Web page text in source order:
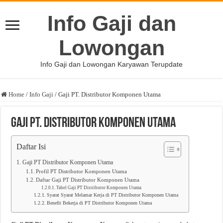
Info Gaji dan
Lowongan
Info Gaji dan Lowongan Karyawan Terupdate
Home / Info Gaji / Gaji PT. Distributor Komponen Utama
Gaji PT. Distributor Komponen Utama
Daftar Isi
Gaji PT Distributor Komponen Utama
Profil PT Distributor Komponen Utama
Daftar Gaji PT Distributor Komponen Utama
Tabel Gaji PT Distributor Komponen Utama
Syarat Syarat Melamar Kerja di PT Distributor Komponen Utama
Benefit Bekerja di PT Distributor Komponen Utama